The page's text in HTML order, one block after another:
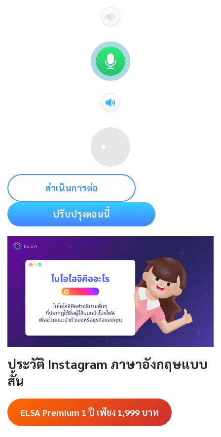
ดำเนินการต่อ
ปรับปรุงตอนนี้
ประวัติ Instagram ภาษาอังกฤษแบบ
สั้น
ELSA Premium 1 ปี เพียง 1,999 บาท